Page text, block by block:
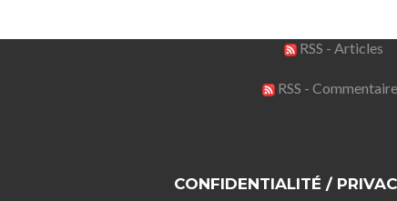
RSS - Articles
RSS -
CONFIDENTIALITÉ /